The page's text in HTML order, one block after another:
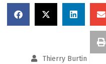
Thierry Burtin